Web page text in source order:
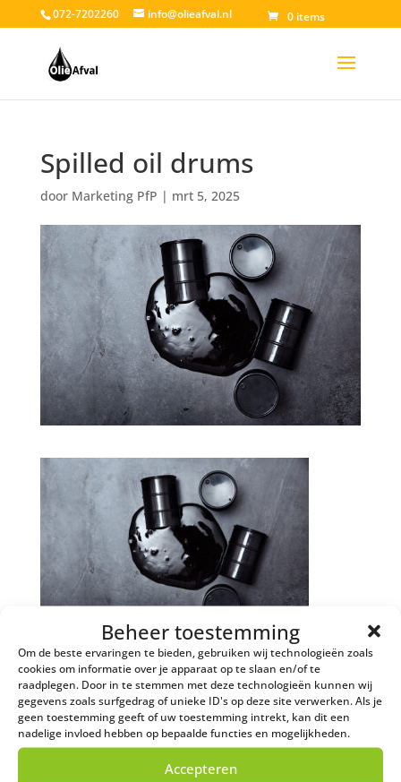
Beheer toestemming
Om de beste ervaringen te bieden, gebruiken wij technologieën zoals
cookies om informatie over je apparaat op te slaan en/of te
raadplegen. Door in te stemmen met deze technologieën kunnen wij
gegevens zoals surfgedrag of unieke ID's op deze site verwerken. Als je
geen toestemming geeft of uw toestemming intrekt, kan dit een
nadelige invloed hebben op bepaalde functies en mogelijkheden.
Accepteren
072-7202260 info@olieafval.nl 0 items
Spilled oil drums
door Marketing PfP | mrt 5, 2025
Contact
Heeft u een vraag of kunnen wij helpen bij het
plaatsen van een opdracht? Bel of mail ons en wij